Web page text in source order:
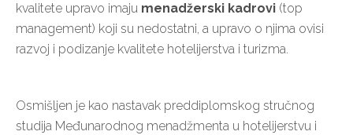
kvalitete upravo imaju menadžerski kadrovi (top
management) koji su nedostatni, a upravo o njima ovisi
razvoj i podizanje kvalitete hotelijerstva i turizma.
Osmišljen je kao nastavak preddiplomskog stručnog
studija Međunarodnog menadžmenta u hotelijerstvu i